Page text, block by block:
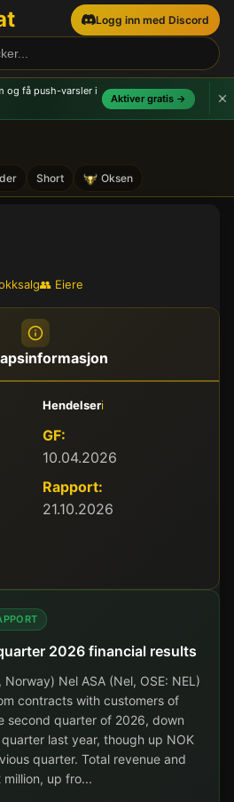
Logg inn med Discord
og få push-varsler i
Aktiver gratis →
Short Oksen
👥 Eiere
Hendelserℹ️
GF:
10.04.2026
Rapport:
21.10.2026
2026 financial results
Nel ASA (Nel, OSE: NEL)
contracts with customers of
second quarter of 2026, down
last year, though up NOK
quarter. Total revenue and
million, up fro...